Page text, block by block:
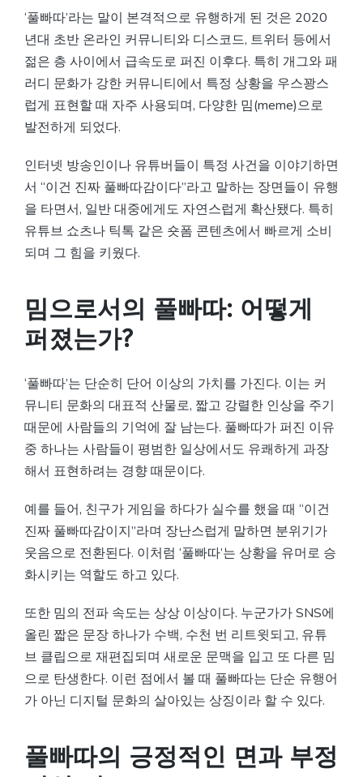
‘풀빠따’라는 말이 본격적으로 유행하게 된 것은 2020
년대 초반 온라인 커뮤니티와 디스코드, 트위터 등에서
젊은 층 사이에서 급속도로 퍼진 이후다. 특히 개그와 패
러디 문화가 강한 커뮤니티에서 특정 상황을 우스꽝스
럽게 표현할 때 자주 사용되며, 다양한 밈(meme)으로
발전하게 되었다.
인터넷 방송인이나 유튜버들이 특정 사건을 이야기하면
서 “이건 진짜 풀빠따감이다”라고 말하는 장면들이 유행
을 타면서, 일반 대중에게도 자연스럽게 확산됐다. 특히
유튜브 쇼츠나 틱톡 같은 숏폼 콘텐츠에서 빠르게 소비
되며 그 힘을 키웠다.
밈으로서의 풀빠따: 어떻게
퍼졌는가?
‘풀빠따’는 단순히 단어 이상의 가치를 가진다. 이는 커
뮤니티 문화의 대표적 산물로, 짧고 강렬한 인상을 주기
때문에 사람들의 기억에 잘 남는다. 풀빠따가 퍼진 이유
중 하나는 사람들이 평범한 일상에서도 유쾌하게 과장
해서 표현하려는 경향 때문이다.
예를 들어, 친구가 게임을 하다가 실수를 했을 때 “이건
진짜 풀빠따감이지”라며 장난스럽게 말하면 분위기가
웃음으로 전환된다. 이처럼 ‘풀빠따’는 상황을 유머로 승
화시키는 역할도 하고 있다.
또한 밈의 전파 속도는 상상 이상이다. 누군가가 SNS에
올린 짧은 문장 하나가 수백, 수천 번 리트윗되고, 유튜
브 클립으로 재편집되며 새로운 문맥을 입고 또 다른 밈
으로 탄생한다. 이런 점에서 볼 때 풀빠따는 단순 유행어
가 아닌 디지털 문화의 살아있는 상징이라 할 수 있다.
풀빠따의 긍정적인 면과 부정